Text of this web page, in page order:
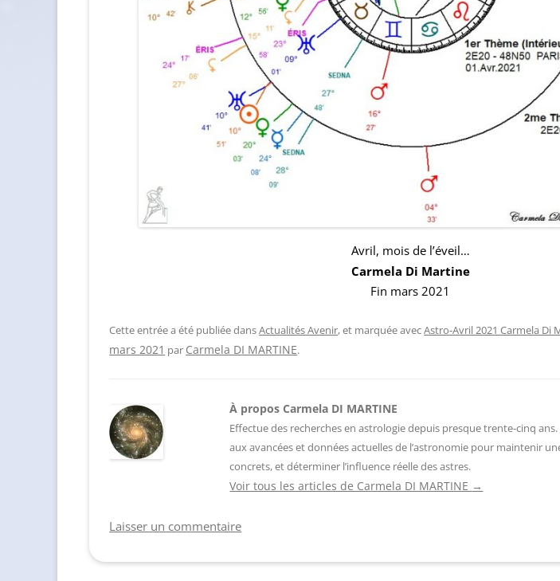
Avril, mois de l’éveil…
Carmela Di Martine
Fin mars 2021
Cette entrée a été publiée dansActualités Avenir, et marquée avecAstro-Avril 2021 Carmela Di
mars 2021 par Carmela DI MARTINE.
À propos Carmela DI MARTINE
Effectue des recherches en astrologie depuis presque trente-cinq
aux avancées et données actuelles de l’astronomie pour maintenir
concrets, et déterminer l’influence réelle des astres.
Voir tous les articles de Carmela DI MARTINE →
Laisser un commentaire